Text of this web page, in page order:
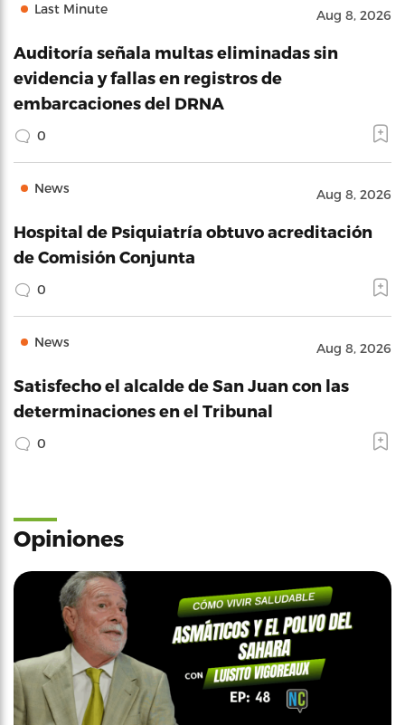
Last Minute Aug 8, 2026
Auditoría señala multas eliminadas sin
evidencia y fallas en registros de
embarcaciones del DRNA
0
News Aug 8, 2026
Hospital de Psiquiatría obtuvo acreditación
de Comisión Conjunta
0
News Aug 8, 2026
Satisfecho el alcalde de San Juan con las
determinaciones en el Tribunal
0
Opiniones